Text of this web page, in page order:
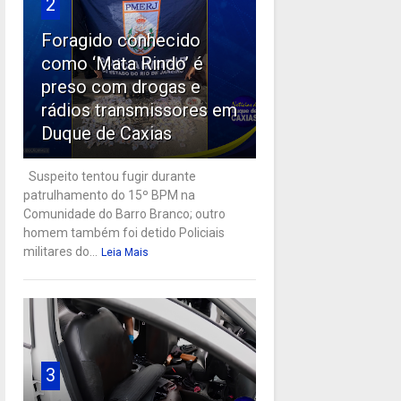
Foragido conhecido
como ‘Mata Rindo’ é
preso com drogas e
rádios transmissores em
Duque de Caxias
Suspeito tentou fugir durante
patrulhamento do 15º BPM na
Comunidade do Barro Branco; outro
homem também foi detido Policiais
militares do...
Leia Mais
3